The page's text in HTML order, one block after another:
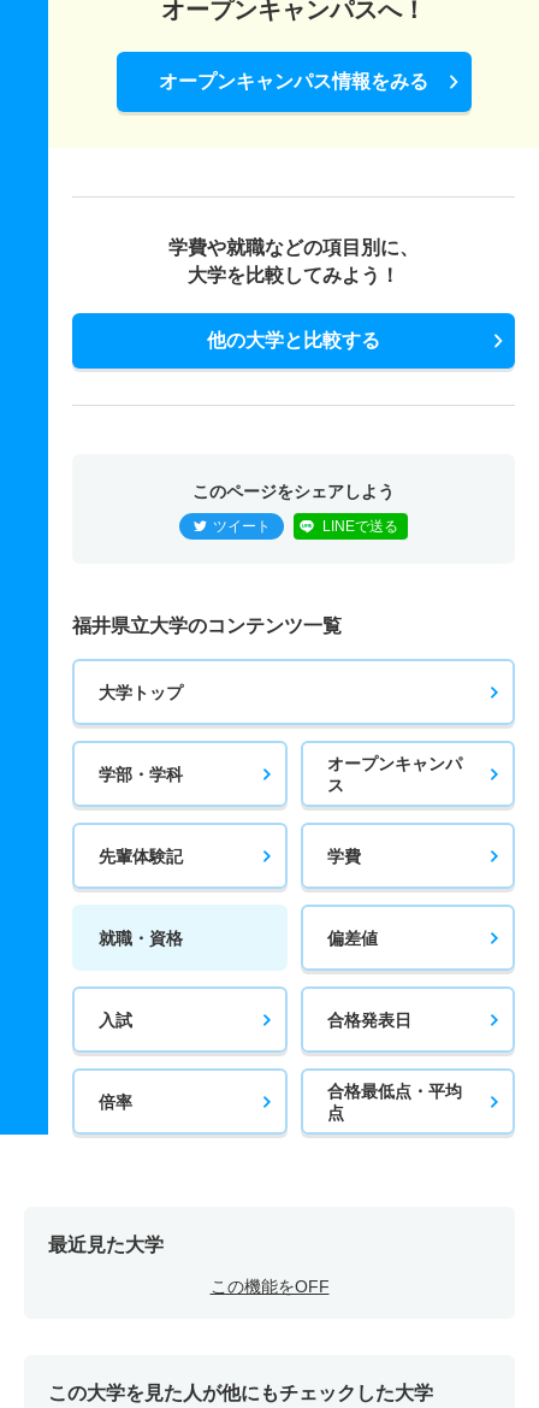
オープンキャンパスへ！
オープンキャンパス情報をみる
学費や就職などの項目別に、
大学を比較してみよう！
他の大学と比較する
このページをシェアしよう
ツイート LINEで送る
福井県立大学のコンテンツ一覧
大学トップ
学部・学科
オープンキャンパ
ス
先輩体験記 学費
就職・資格 偏差値
入試 合格発表日
倍率
合格最低点・平均
点
最近見た大学
この機能をOFF
この大学を見た人が他にもチェックした大学